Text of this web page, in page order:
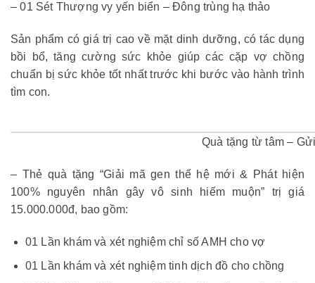
– 01 Sét Thượng vy yến biển – Đông trùng hạ thảo
Sản phẩm có giá trị cao về mặt dinh dưỡng, có tác dụng
bồi bổ, tăng cường sức khỏe giúp các cặp vợ chồng
chuẩn bị sức khỏe tốt nhất trước khi bước vào hành trình
tìm con.
Quà tặng từ tâm –
– Thẻ quà tặng “Giải mã gen thế hệ mới & Phát hiện
100% nguyên nhân gây vô sinh hiếm muộn” trị giá
15.000.000đ, bao gồm:
01 Lần khám và xét nghiệm chỉ số AMH cho vợ
01 Lần khám và xét nghiệm tinh dịch đồ cho chồng